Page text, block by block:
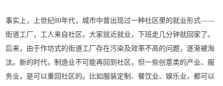
事实上，上世纪80年代，城市中曾出现过一种社区里的就业形式——
街道工厂，工人来自社区，大家就近就业，下班走几分钟就回家了。
后来，由于作坊式的街道工厂存在污染及效率不高的问题，逐渐被淘
汰。新的时代，制造业不可能再回到社区，但一些创意类的产业、服
务业，是可以重回社区的。比如服装定制、餐饮业、娱乐业，都可以